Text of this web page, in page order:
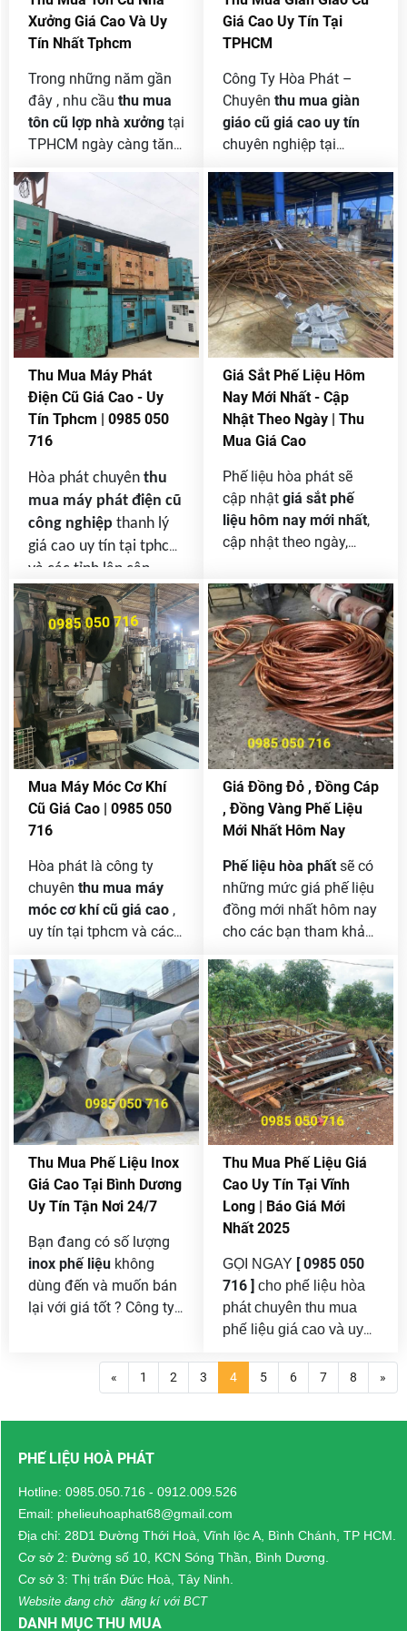
trợ và được bán phế
liệu sắt của mình với
cam kết bạn sẽ hài
lòng .
Xưởng Giá Cao Và Uy
Tín Nhất Tphcm
Trong những năm gần
đây , nhu cầu thu mua
tôn cũ lợp nhà xưởng tại
TPHCM ngày càng tăng
dựng , cải tạo , hoặc
thay thế mái nhà cũ
đang tạo ra một lượng
tôn lợp nhà không nhỏ .
Tuy nhiên, thay vì bỏ đi
những tấm tôn cũ ,
người dân và các chủ
công trình có thể tận
dụng dịch vụ thu mua
tôn cũ để không chỉ thu
lại một khoản chi phí
mà còn góp phần bảo
vệ môi trường .
Giá Cao Uy Tín Tại
TPHCM
Công Ty Hòa Phát –
Chuyên thu mua giàn
giáo cũ giá cao uy tín
chuyên nghiệp tại
có giàn giáo cũ cần bán
mà chưa tìm được công
ty thu mua giàn giáo cũ
nào có uy tín
thì đâyCông ty Phế
Liệu Hòa Phátchính là
sự lựa chọn hoàn hảo.
Bài viết này sẽ giới thiệu
chi tiết về dịch vụ thu
mua giàn giáo cũ của
Hòa Phát và lý do tại
sao bạn nên chọn công
ty của chúng tôi.
Thu Mua Máy Phát
Điện Cũ Giá Cao - Uy
Tín Tphcm | 0985 050
716
Hòa phát chuyên thu
mua máy phát điện cũ
công nghiệp thanh lý
giá cao uy tín tại tphcm
và các tỉnh lân cận ,
chúng tôi nhận thu mua
và thanh lý các loại
máy phát điện cũ lớn
nhỏ một pha , hai pha ,
ba pha chúng tôi đều
mua hết không giới hạn
số lượng nên các bạn
cần bán máy phát điện
cũ thì hãy alo cho
chúng tôi để được giá
Giá Sắt Phế Liệu Hôm
Nay Mới Nhất - Cập
Nhật Theo Ngày | Thu
Mua Giá Cao
Phế liệu hòa phát sẽ
cập nhật giá sắt phế
liệu hôm nay mới nhất,
cập nhật theo ngày,
bắt thị trường sắt phế
liệu trong nước cũng
như ngoài nước và
chúng tôi sẽ luôn thu
mua giá cao các loại
sắt phế liệu công ty
thanh lý, sắt phế liệu
công trình, sắt vụn, sắt
tồn kho.
Mua Máy Móc Cơ Khí
Cũ Giá Cao | 0985 050
716
Hòa phát là công ty
chuyên thu mua máy
móc cơ khí cũ giá cao ,
uy tín tại tphcm và các
nhận thanh lý máy móc
cơ khí cũ với khối lượng
lớn không giới hạn của
công ty bán thanh lý
mọi chi tiết xin liên hệ [
0985 050 716 ] để được
tư vấn và hổ trợ bán
máy vũ với giá tốt nhất
thị trường .
Giá Đồng Đỏ , Đồng Cáp
, Đồng Vàng Phế Liệu
Mới Nhất Hôm Nay
Phế liệu hòa phất sẽ có
những mức giá phế liệu
đồng mới nhất hôm nay
cho các bạn tham khảo
giá chính xác thì hãy gọi
điện cho chúng tôi qua
Hotline[ 0985 050 716 ]
để được hổ trợ.
Thu Mua Phế Liệu Inox
Giá Cao Tại Bình Dương
Uy Tín Tận Nơi 24/7
Bạn đang có số lượng
inox phế liệu không
dùng đến và muốn bán
lại với giá tốt ? Công ty
liệu inox tại Bình Dương
từ inox dân dụng đến
công nghiệp, cam kết
nơi, phục vụ nhanh
Thu Mua Phế Liệu Giá
Cao Uy Tín Tại Vĩnh
Long | Báo Giá Mới
Nhất 2025
GỌI NGAY [ 0985 050
716 ] cho phế liệu hòa
phát chuyên thu mua
phế liệu giá cao và uy
Long là một trong
những tỉnh thành trọng
Bình Tân, An Định,
« 1 2 3 4 5 6 7 8 »
PHẾ LIỆU HOÀ PHÁT
Hotline: 0985.050.716 - 0912.009.526
Email: phelieuhoaphat68@gmail.com
Địa chỉ: 28D1 Đường Thới Hoà, Vĩnh lộc A, Bình Chánh, TP HCM.
Cơ sở 2: Đường số 10, KCN Sóng Thần, Bình Dương.
Cơ sở 3: Thị trấn Đức Hoà, Tây Ninh.
Website đang chờ đăng kí với BCT
DANH MỤC THU MUA